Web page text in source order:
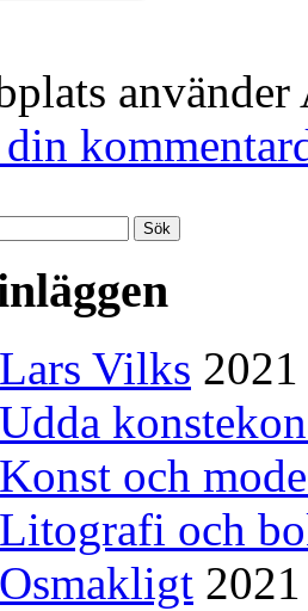
Vilks
och
och